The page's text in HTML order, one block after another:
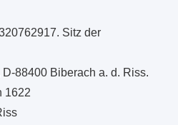
Sitz der
88400 Biberach a. d. Riss.
1622